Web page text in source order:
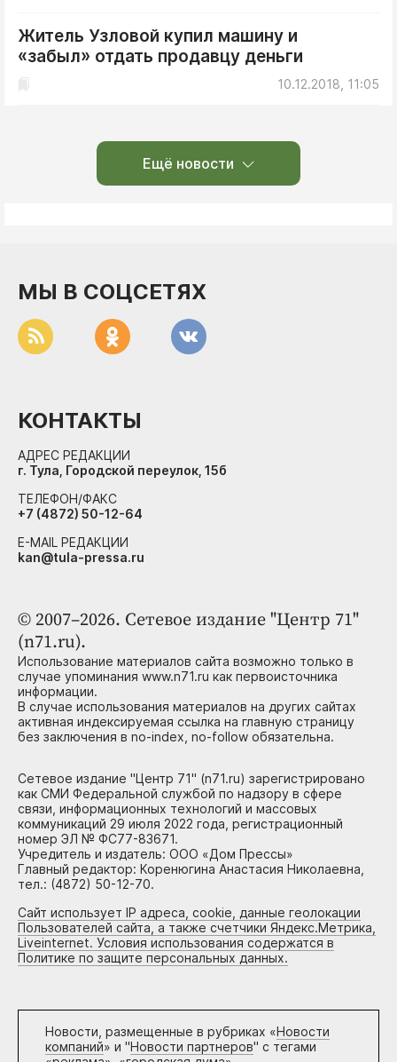
Житель Узловой купил машину и
«забыл» отдать продавцу деньги
10.12.2018, 11:05
Ещё новости
© 2007–2026. Сетевое издание "Центр 71"
(n71.ru).
Использование материалов сайта возможно только в
случае упоминания www.n71.ru как первоисточника
информации.
В случае использования материалов на других сайтах
активная индексируемая ссылка на главную страницу
без заключения в no-index, no-follow обязательна.
Сетевое издание "Центр 71" (n71.ru) зарегистрировано
как СМИ Федеральной службой по надзору в сфере
связи, информационных технологий и массовых
коммуникаций 29 июля 2022 года, регистрационный
номер ЭЛ № ФС77-83671.
Учредитель и издатель: ООО «Дом Прессы»
Главный редактор: Коренюгина Анастасия Николаевна,
тел.: (4872) 50-12-70.
Сайт использует IP адреса, cookie, данные геолокации
Пользователей сайта, а также счетчики Яндекс.Метрика,
Liveinternet. Условия использования содержатся в
Политике по защите персональных данных.
Новости, размещенные в рубриках «Новости
компаний» и "Новости партнеров" с тегами
МЫ В СОЦСЕТЯХ
КОНТАКТЫ
АДРЕС РЕДАКЦИИ
г. Тула, Городской переулок, 15б
ТЕЛЕФОН/ФАКС
+7 (4872) 50-12-64
E-MAIL РЕДАКЦИИ
kan@tula-pressa.ru